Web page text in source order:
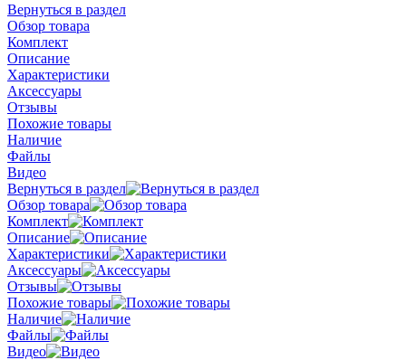
Вернуться в раздел
Обзор товара
Комплект
Описание
Характеристики
Аксессуары
Отзывы
Похожие товары
Наличие
Файлы
Видео
Вернуться в раздел
Обзор товара
Комплект
Описание
Характеристики
Аксессуары
Отзывы
Похожие товары
Наличие
Файлы
Видео